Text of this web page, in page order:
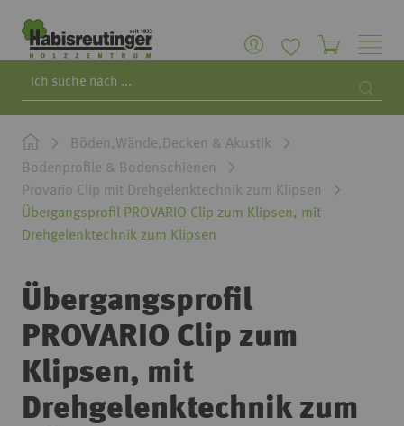
Böden,Wände,Decken & Akustik
Bodenprofile & Bodenschienen
Provario Clip mit Drehgelenktechnik zum Klipsen
Übergangsprofil PROVARIO Clip zum Klipsen, mit
Drehgelenktechnik zum Klipsen
Übergangsprofil
PROVARIO Clip zum
Klipsen, mit
Drehgelenktechnik zum